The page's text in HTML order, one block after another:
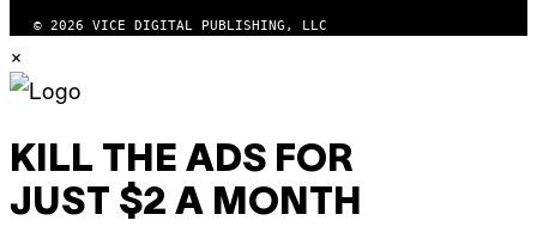
© 2026 VICE DIGITAL PUBLISHING, LLC
×
KILL THE ADS FOR
JUST $2 A MONTH